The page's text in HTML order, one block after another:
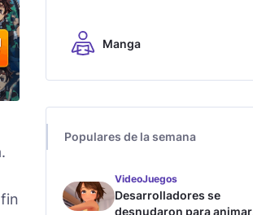
Manga
Populares de la semana
VideoJuegos
Desarrolladores se
desnudaron para animar